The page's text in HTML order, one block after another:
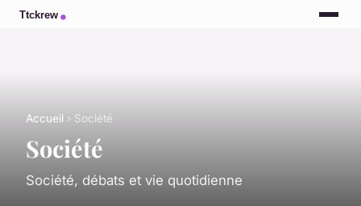
Accueil › Société
Société
Société, débats et vie quotidienne